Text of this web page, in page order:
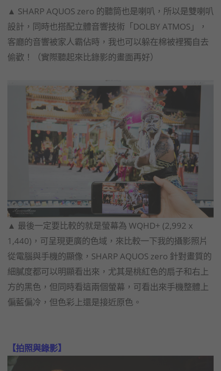
▲ SHARP AQUOS zero 的聽筒也是喇叭，所以是雙喇叭
設計，同時也搭配立體音響技術「DOLBY ATMOS」，
客廳的音響被家人霸佔時， 我也可以躲在棉被裡獨自去
偷歡！（實際聽起來比錄影的畫面再好）
▲ 最後一定要比較的就是螢幕為 WQHD+ (2,992 x
1,440)，可呈現更廣的色域， 來比較一下我的攝影照片
從電腦與手機的顯像，SHARP AQUOS zero 針對畫質的
細膩度都可以明顯看出來， 尤其是桃紅色的扇子和右上
方的黑色，但同時看這兩個螢幕，可看出來手機整體上
偏藍偏冷，但色彩上還是接近原色。
【拍照與錄影】